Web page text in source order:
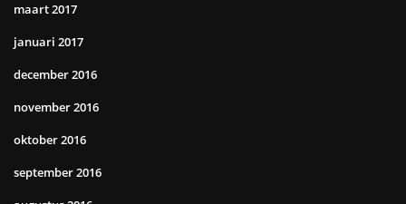
maart 2017
januari 2017
december 2016
november 2016
oktober 2016
september 2016